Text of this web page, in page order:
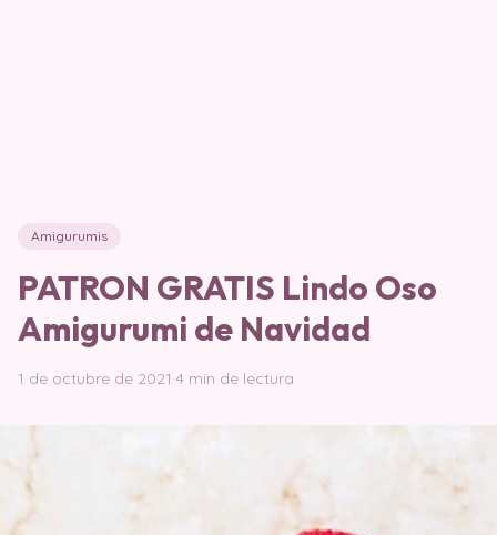
Amigurumis
PATRON GRATIS Lindo Oso
Amigurumi de Navidad
1 de octubre de 2021·4 min de lectura